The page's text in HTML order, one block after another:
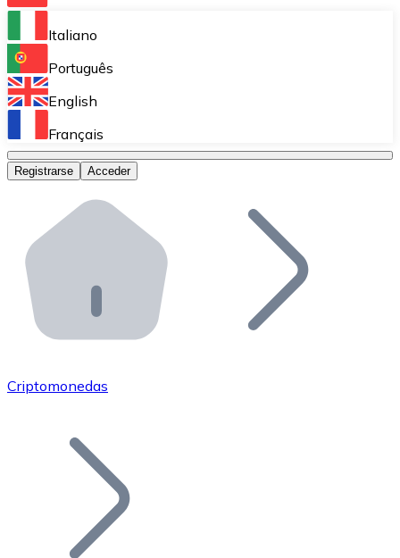
Bitnovo Ramp
Integra nuestra solución en tu plataforma.
Bitnovo Giftcards
Bitnovo OTC
Bitnovo ATM
Integra un ATM Bitnovo en tu negocio y permite que
Bitnovo API
Integra nuestra API en tu ecosistema.
Únete a nuestra red de distribuidores.
Añade tu proyecto a nuestro ecosistema.
Italiano
Português
English
Français
Registrarse Acceder
Criptomonedas